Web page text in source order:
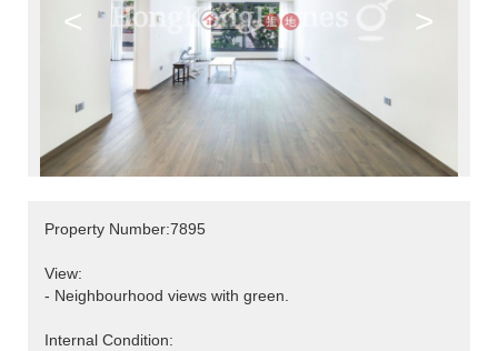
< >
Property Number:7895
View:
- Neighbourhood views with green.
Internal Condition: